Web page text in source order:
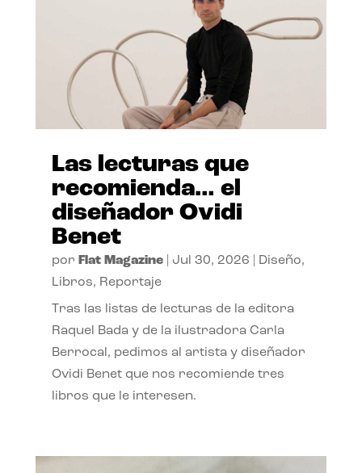
Las lecturas que
recomienda… el
diseñador Ovidi
Benet
por Flat Magazine| Jul 30, 2026 Diseño,
Libros, Reportaje
Tras las listas de lecturas de la editora
Raquel Bada y de la ilustradora Carla
Berrocal, pedimos al artista y diseñador
Ovidi Benet que nos recomiende tres
libros que le interesen.